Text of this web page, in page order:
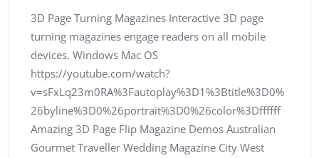
3D Page Turning Magazines Interactive 3D page
turning magazines engage readers on all mobile
devices. Windows Mac OS
https://youtube.com/watch?
v=sFxLq23m0RA%3Fautoplay%3D1%3Btitle%3D0%
26byline%3D0%26portrait%3D0%26color%3Dffffff
Amazing 3D Page Flip Magazine Demos Australian
Gourmet Traveller Wedding Magazine City West